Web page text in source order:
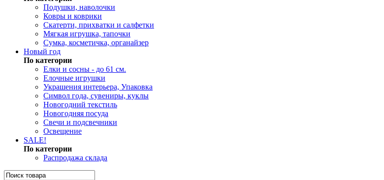
Подушки, наволочки
Ковры и коврики
Скатерти, прихватки и салфетки
Мягкая игрушка, тапочки
Сумка, косметичка, органайзер
Новый год
По категории
Елки и сосны - до 61 см.
Елочные игрушки
Украшения интерьера, Упаковка
Символ года, сувениры, куклы
Новогодний текстиль
Новогодняя посуда
Свечи и подсвечники
Освещение
SALE!
По категории
Распродажа склада